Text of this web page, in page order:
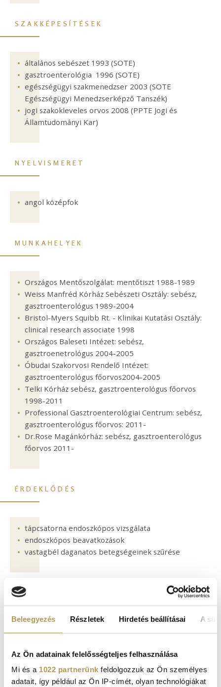
Beleegyezés Részletek Hirdetés beállításai A
Az Ön adatainak felelősségteljes felhasználása
Mi és a 1022 partnerünk feldolgozzuk az Ön személyes
adatait, így például az Ön IP-címét, olyan technológiákat
SZAKKÉPESÍTÉSEK
általános sebészet 1993 (SOTE)
gasztroenterológia 1996 (SOTE)
egészségügyi szakmenedzser 2003 (SOTE
Egészségügyi Menedzserképző Tanszék)
jogi szakokleveles orvos 2008 (PPTE Jogi és
Államtudományi Kar)
NYELVISMERET
angol középfok
MUNKAHELYEK
Országos Mentőszolgálat: mentőtiszt 1988-1989
Weiss Manfréd Kórház Sebészeti Osztály: sebész,
gasztroenterológus 1989-2004
Bristol-Myers Squibb Rt. - Klinikai Kutatási Osztály:
clinical research associate 1998
Országos Baleseti Intézet: sebész,
gasztroenetrológus 2004-2005
Óbudai Szakorvosi Rendelő Intézet:
gasztroenterológus főorvos2004-2005
Telki Kórház sebész, gasztroenterológus főorvos
1998-2011
Professional Gasztroenterológiai Centrum: sebész,
gasztroenterológus főorvos: 2011-
Dr.Rose Magánkórház: sebész, gasztroenterológus
főorvos 2011-
ÉRDEKLŐDÉS
tápcsatorna endoszkópos vizsgálata
endoszkópos beavatkozások
vastagbél daganatos betegségeinek szűrése
KAPCSOLÓDÓ SZAKTERÜLETEK